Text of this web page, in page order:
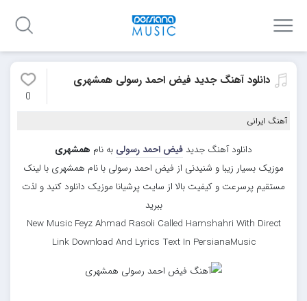
دانلود آهنگ جدید فیض احمد رسولی همشهری
0
آهنگ ایرانی
دانلود آهنگ جدید فیض احمد رسولی به نام همشهری
موزیک بسیار زیبا و شنیدنی از فیض احمد رسولی با نام همشهری با لینک
مستقیم پرسرعت و کیفیت بالا از سایت پرشیانا موزیک دانلود کنید و لذت
ببرید
New Music Feyz Ahmad Rasoli Called Hamshahri With Direct
Link Download And Lyrics Text In PersianaMusic